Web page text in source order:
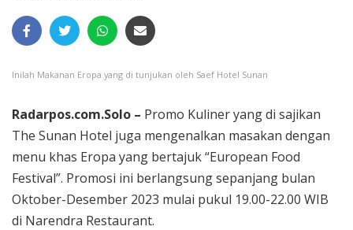
Inilah Makanan Eropa yang di tunjukan oleh Saef Hotel Sunan
Radarpos.com.Solo – Promo Kuliner yang di sajikan
The Sunan Hotel juga mengenalkan masakan dengan
menu khas Eropa yang bertajuk “European Food
Festival”. Promosi ini berlangsung sepanjang bulan
Oktober-Desember 2023 mulai pukul 19.00-22.00 WIB
di Narendra Restaurant.